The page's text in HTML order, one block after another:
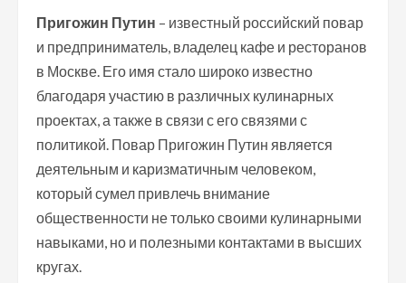
Пригожин Путин – известный российский повар
и предприниматель, владелец кафе и ресторанов
в Москве. Его имя стало широко известно
благодаря участию в различных кулинарных
проектах, а также в связи с его связями с
политикой. Повар Пригожин Путин является
деятельным и каризматичным человеком,
который сумел привлечь внимание
общественности не только своими кулинарными
навыками, но и полезными контактами в высших
кругах.